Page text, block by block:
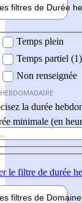
filtres de Durée
Temps plein
Temps partiel (1)
Non renseignée
la durée
minimale (en
le filtre de durée
filtres de